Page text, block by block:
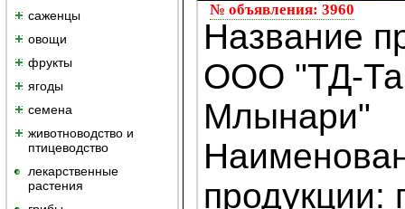
саженцы
овощи
фрукты
ягоды
семена
животноводство и
птицеводство
лекарственные
растения
№ объявления: 3960
Название
ООО "ТД-
Млынари"
продукции: